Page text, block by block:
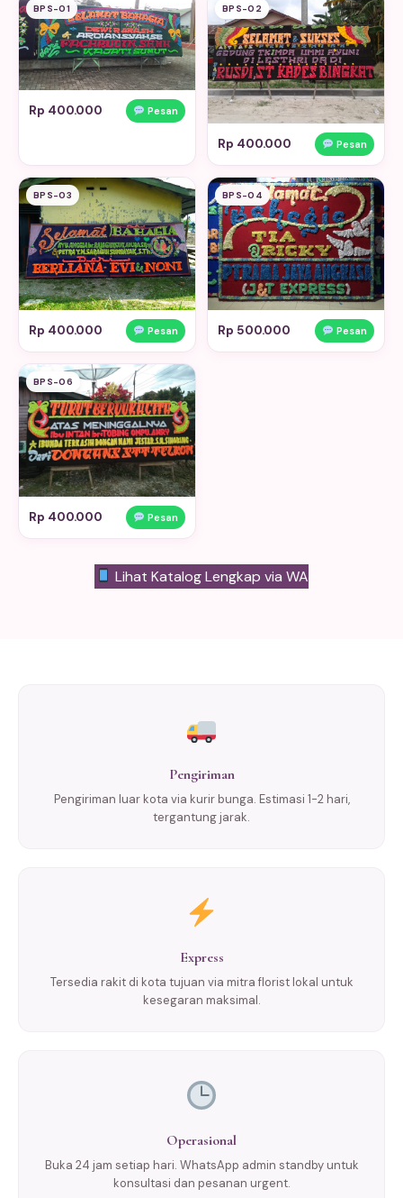
BPS-01
Rp 400.000 Pesan
BPS-02
Rp 400.000 Pesan
BPS-03
Rp 400.000 Pesan
BPS-04
Rp 500.000 Pesan
BPS-06
Rp 400.000 Pesan
Lihat Katalog Lengkap via WA
Pengiriman
Pengiriman luar kota via kurir bunga. Estimasi 1-2 hari,
tergantung jarak.
Express
Tersedia rakit di kota tujuan via mitra florist lokal untuk
kesegaran maksimal.
Operasional
Buka 24 jam setiap hari. WhatsApp admin standby untuk
konsultasi dan pesanan urgent.